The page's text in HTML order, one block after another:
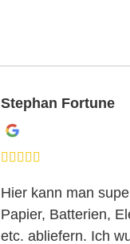
Stephan Fortune
Hier kann man
Papier, Batterien,
etc. abliefern. Ich